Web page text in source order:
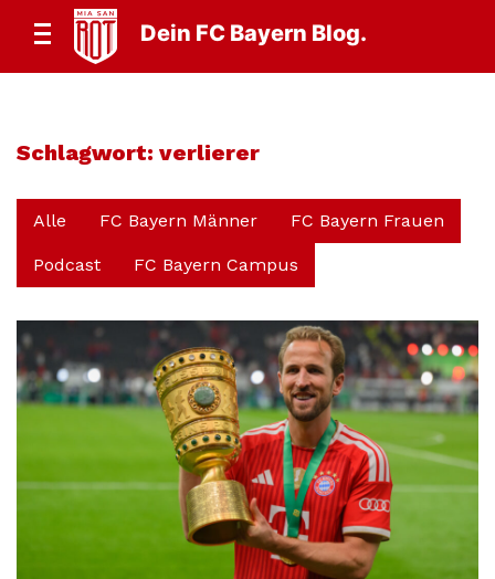
Dein FC Bayern Blog.
Schlagwort: verlierer
Alle FC Bayern Männer FC Bayern Frauen
Podcast FC Bayern Campus